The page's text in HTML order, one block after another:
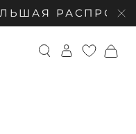
СКИДКИ